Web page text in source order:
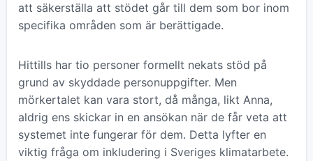
att säkerställa att stödet går till dem som bor inom
specifika områden som är berättigade.
Hittills har tio personer formellt nekats stöd på
grund av skyddade personuppgifter. Men
mörkertalet kan vara stort, då många, likt Anna,
aldrig ens skickar in en ansökan när de får veta att
systemet inte fungerar för dem. Detta lyfter en
viktig fråga om inkludering i Sveriges klimatarbete.